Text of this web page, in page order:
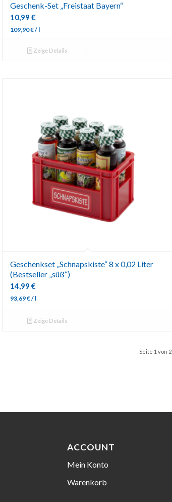
Geschenk-Set „Freistaat Bayern“
10,99€
109,90€/ l
Zeige Details
Geschenkset „Schnapskiste“ 8 x 0,02 Liter
(Bestseller „süß“)
14,99€
93,69€/ l
Zeige Details
Seite 1 von 2
ACCOUNT
Mein Konto
Warenkorb